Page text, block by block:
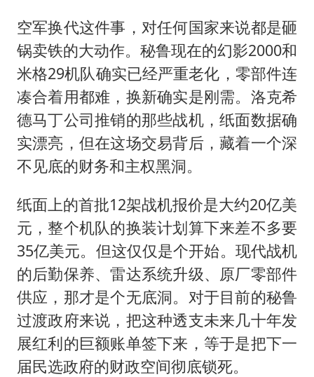
空军换代这件事，对任何国家来说都是砸
锅卖铁的大动作。秘鲁现在的幻影2000和
米格29机队确实已经严重老化，零部件连
凑合着用都难，换新确实是刚需。洛克希
德马丁公司推销的那些战机，纸面数据确
实漂亮，但在这场交易背后，藏着一个深
不见底的财务和主权黑洞。
纸面上的首批12架战机报价是大约20亿美
元，整个机队的换装计划算下来差不多要
35亿美元。但这仅仅是个开始。现代战机
的后勤保养、雷达系统升级、原厂零部件
供应，那才是个无底洞。对于目前的秘鲁
过渡政府来说，把这种透支未来几十年发
展红利的巨额账单签下来，等于是把下一
届民选政府的财政空间彻底锁死。